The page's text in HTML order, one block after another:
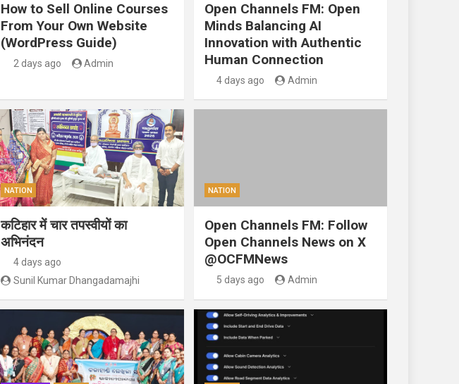
How to Sell Online Courses
From Your Own Website
(WordPress Guide)
2 days ago Admin
Open Channels FM: Open
Minds Balancing AI
Innovation with Authentic
Human Connection
4 days ago Admin
NATION
कटिहार में चार तपस्वीयों का
अभिनंदन
4 days ago
Sunil Kumar Dhangadamajhi
NATION
Open Channels FM: Follow
Open Channels News on X
@OCFMNews
5 days ago Admin